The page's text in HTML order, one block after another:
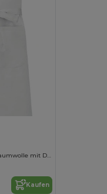
Küchenschürze aus Baumwolle mit Doppeltasche
Kaufen